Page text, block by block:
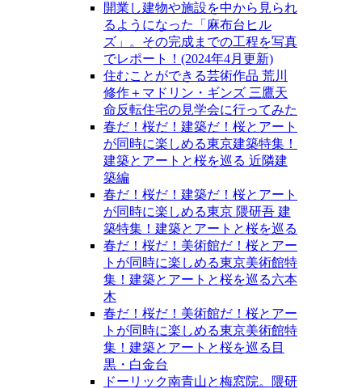
開業し建物や施設を中から見られ
るようになった「麻布台ヒル
ズ」。その完成までの工程を写真
でレポート！(2024年4月更新)
住むことができる芸術作品 荒川
修作＋マドリン・ギンズ 三鷹天
命反転住宅の見学会に行ってみた
春だ！桜だ！建築だ！桜とアート
が同時に楽しめる東京建築特集！
建築とアートと桜を巡る 近隣建
築編
春だ！桜だ！建築だ！桜とアート
が同時に楽しめる東京 隈研吾 建
築特集！建築とアートと桜を巡る
春だ！桜だ！美術館だ！桜とアー
トが同時に楽しめる東京美術館特
集！建築とアートと桜を巡る六本
木
春だ！桜だ！美術館だ！桜とアー
トが同時に楽しめる東京美術館特
集！建築とアートと桜を巡る目
黒・白金台
ドーリック南青山と梅窓院。隈研